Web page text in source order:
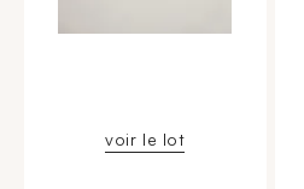
voir le lot